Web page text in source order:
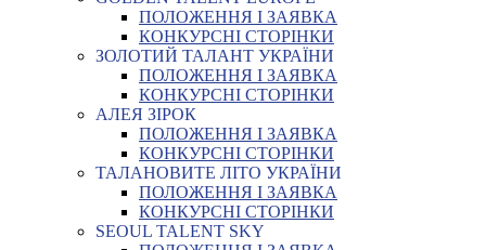
ПОЛОЖЕННЯ І ЗАЯВКА
КОНКУРСНІ СТОРІНКИ
ЗОЛОТИЙ ТАЛАНТ УКРАЇНИ
ПОЛОЖЕННЯ І ЗАЯВКА
КОНКУРСНІ СТОРІНКИ
АЛЕЯ ЗІРОК
ПОЛОЖЕННЯ І ЗАЯВКА
КОНКУРСНІ СТОРІНКИ
ТАЛАНОВИТЕ ЛІТО УКРАЇНИ
ПОЛОЖЕННЯ І ЗАЯВКА
КОНКУРСНІ СТОРІНКИ
SEOUL TALENT SKY